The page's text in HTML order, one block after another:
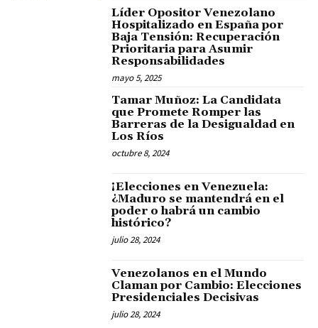
Líder Opositor Venezolano
Hospitalizado en España por
Baja Tensión: Recuperación
Prioritaria para Asumir
Responsabilidades
mayo 5, 2025
Tamar Muñoz: La Candidata
que Promete Romper las
Barreras de la Desigualdad en
Los Ríos
octubre 8, 2024
¡Elecciones en Venezuela:
¿Maduro se mantendrá en el
poder o habrá un cambio
histórico?
julio 28, 2024
Venezolanos en el Mundo
Claman por Cambio: Elecciones
Presidenciales Decisivas
julio 28, 2024